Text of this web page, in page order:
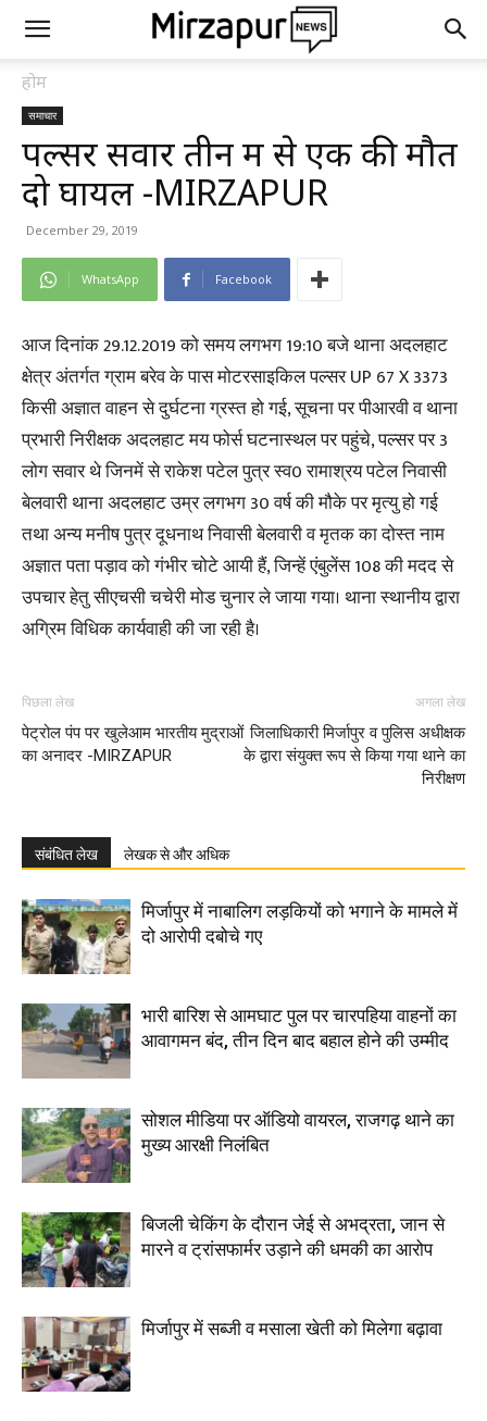
होम
समाचार
पल्सर सवार तीन में से एक की मौत
दो घायल -MIRZAPUR
December 29, 2019
WhatsApp Facebook
आज दिनांक 29.12.2019 को समय लगभग 19:10 बजे थाना अदलहाट
क्षेत्र अंतर्गत ग्राम बरेव के पास मोटरसाइकिल पल्सर UP 67 X 3373
किसी अज्ञात वाहन से दुर्घटना ग्रस्त हो गई, सूचना पर पीआरवी व थाना
प्रभारी निरीक्षक अदलहाट मय फोर्स घटनास्थल पर पहुंचे, पल्सर पर 3
लोग सवार थे जिनमें से राकेश पटेल पुत्र स्व0 रामाश्रय पटेल निवासी
बेलवारी थाना अदलहाट उम्र लगभग 30 वर्ष की मौके पर मृत्यु हो गई
तथा अन्य मनीष पुत्र दूधनाथ निवासी बेलवारी व मृतक का दोस्त नाम
अज्ञात पता पड़ाव को गंभीर चोटे आयी हैं, जिन्हें एंबुलेंस 108 की मदद से
उपचार हेतु सीएचसी चचेरी मोड चुनार ले जाया गया। थाना स्थानीय द्वारा
अग्रिम विधिक कार्यवाही की जा रही है।
पिछला लेख
पेट्रोल पंप पर खुलेआम भारतीय मुद्राओं
का अनादर -MIRZAPUR
अगला लेख
जिलाधिकारी मिर्जापुर व पुलिस अधीक्षक
के द्वारा संयुक्त रूप से किया गया थाने का
निरीक्षण
संबंधित लेख लेखक से और अधिक
मिर्जापुर में नाबालिग लड़कियों को भगाने के मामले में
दो आरोपी दबोचे गए
भारी बारिश से आमघाट पुल पर चारपहिया वाहनों का
आवागमन बंद, तीन दिन बाद बहाल होने की उम्मीद
सोशल मीडिया पर ऑडियो वायरल, राजगढ़ थाने का
मुख्य आरक्षी निलंबित
बिजली चेकिंग के दौरान जेई से अभद्रता, जान से
मारने व ट्रांसफार्मर उड़ाने की धमकी का आरोप
मिर्जापुर में सब्जी व मसाला खेती को मिलेगा बढ़ावा